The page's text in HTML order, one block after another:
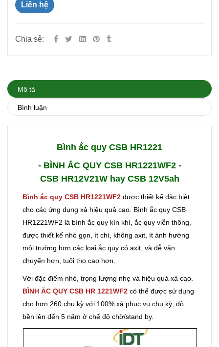
Liên hệ
Chia sẻ:
Mô tả
Bình luận
Bình ắc quy CSB HR1221
- BÌNH ẮC QUY CSB HR1221WF2 -
CSB HR12V21W hay CSB 12V5ah
Bình ắc quy CSB HR1221WF2 được thiết kế đặc biệt
cho các ứng dụng xả hiệu quả cao. Bình ắc quy CSB
HR1221WF2 là bình ắc quy kín khí, ắc quy viễn thông,
được thiết kế nhỏ gọn, ít chì, không axit, ít ảnh hưởng
môi trường hơn các loại ắc quy có axit, và dễ vận
chuyển hơn, tuổi thọ cao hơn.
Với đặc điểm nhỏ, trọng lượng nhẹ và hiệu quả xả cao.
BÌNH ẮC QUY CSB HR 1221WF2 có thể được sử dụng
cho hơn 260 chu kỳ với 100% xả phục vụ chu kỳ, độ
bền lên đến 5 năm ở chế độ chờ/stand by.